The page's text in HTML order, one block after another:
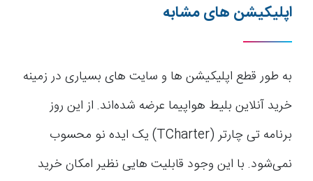
اپلیکیشن های مشابه
به طور قطع اپلیکیشن ها و سایت های بسیاری در زمینه
خرید آنلاین بلیط هواپیما عرضه شده‌اند. از این روز
برنامه تی چارتر (TCharter) یک ایده نو محسوب
نمی‌شود. با این وجود قابلیت هایی نظیر امکان خرید